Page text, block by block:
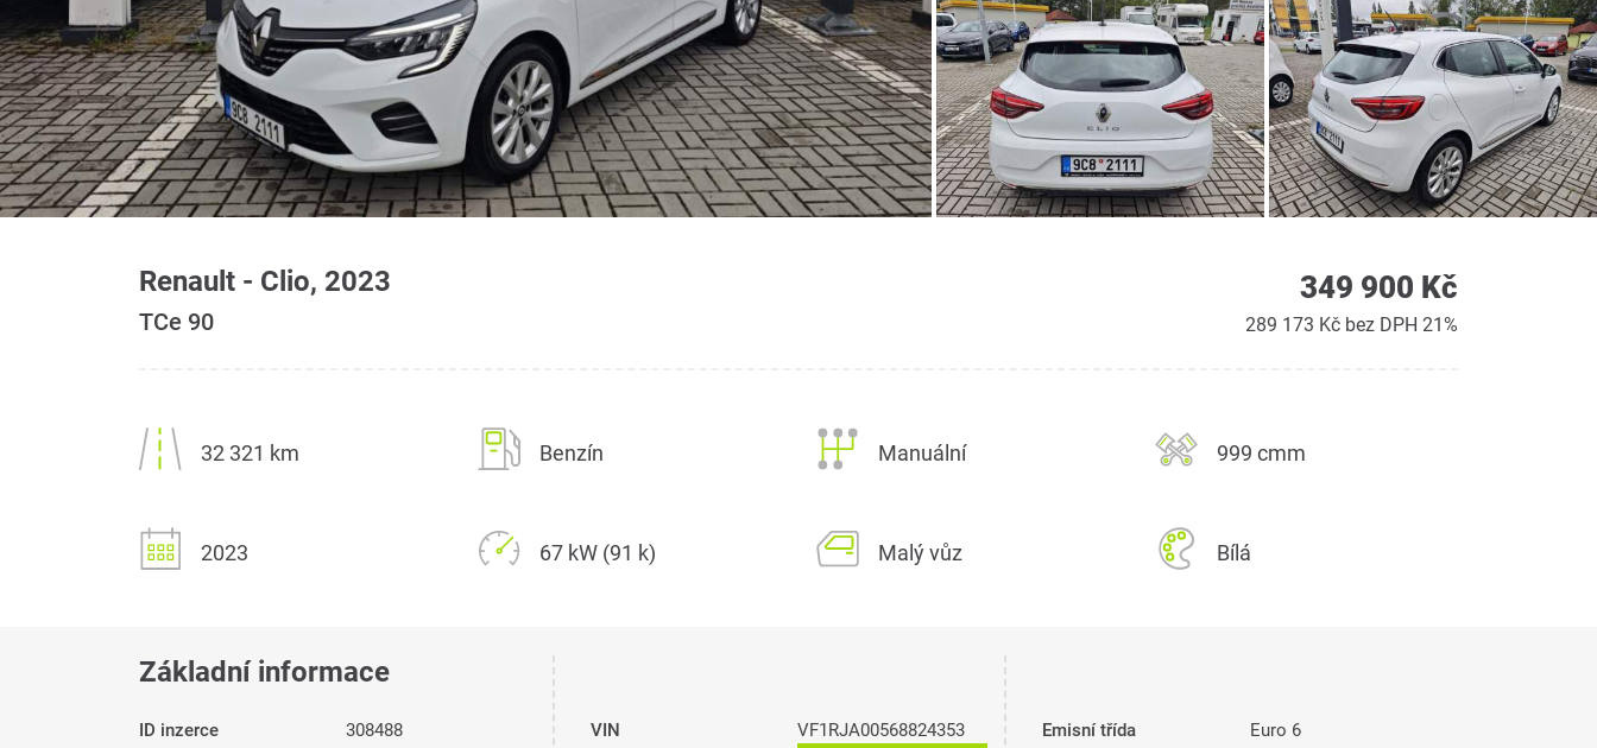
Renault - Clio, 2023
TCe 90
349 900 Kč
289 173 Kč bez DPH 21%
32 321 km Benzín Manuální 999 cmm
2023 67 kW (91 k) Malý vůz Bílá
Základní informace
ID inzerce
308488
VIN
VF1RJA00568824353
Emisní třída
Euro 6